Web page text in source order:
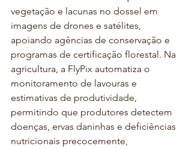
vegetação e lacunas no dossel em
imagens de drones e satélites,
apoiando agências de conservação e
programas de certificação florestal. Na
agricultura, a FlyPix automatiza o
monitoramento de lavouras e
estimativas de produtividade,
permitindo que produtores detectem
doenças, ervas daninhas e deficiências
nutricionais precocemente,